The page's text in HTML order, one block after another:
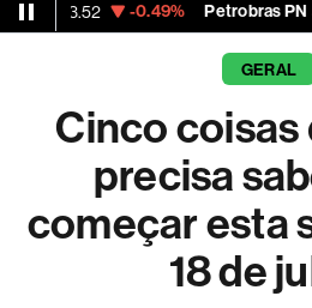
-0.49% Petrobras PN 42.20
GERAL
Cinco coisas
precisa
começar esta
18 de